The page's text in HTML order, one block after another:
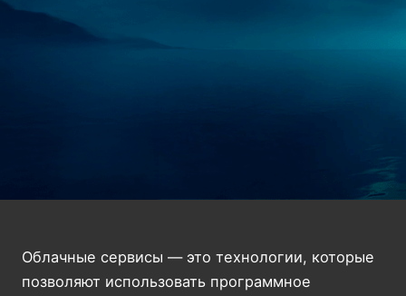
Облачные сервисы — это технологии, которые
позволяют использовать программное